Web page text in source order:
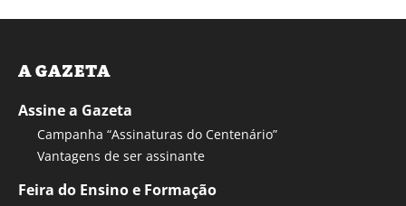
A GAZETA
Assine a Gazeta
Campanha “Assinaturas do Centenário”
Vantagens de ser assinante
Feira do Ensino e Formação